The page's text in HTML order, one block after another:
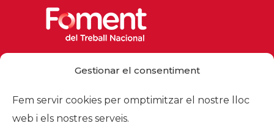
Gestionar el consentiment
Fem servir cookies per omptimitzar el nostre lloc
web i els nostres serveis.
foment@foment.com